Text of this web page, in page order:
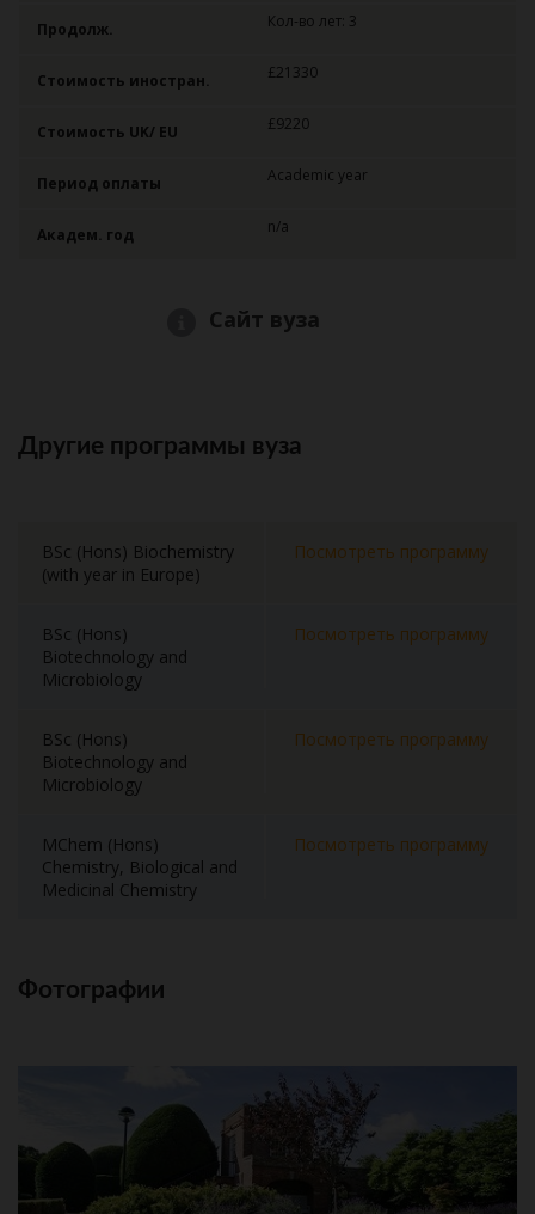
Продолж. Кол-во лет: 3
Стоимость иностран. £21330
Стоимость UK/ EU £9220
Период оплаты Academic year
Академ. год n/a
Сайт вуза
Другие программы вуза
BSc (Hons) Biochemistry
(with year in Europe)
Посмотреть программу
BSc (Hons)
Biotechnology and
Microbiology
Посмотреть программу
BSc (Hons)
Biotechnology and
Microbiology
Посмотреть программу
MChem (Hons)
Chemistry, Biological and
Medicinal Chemistry
Посмотреть программу
Фотографии